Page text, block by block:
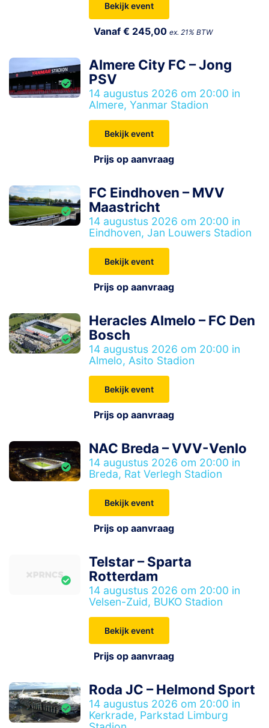
Bekijk event
Vanaf € 245,00ex. 21% BTW
Almere City FC – Jong
PSV
14 augustus 2026 om 20:00 in
Almere, Yanmar Stadion
Bekijk event
Prijs op aanvraag
FC Eindhoven – MVV
Maastricht
14 augustus 2026 om 20:00 in
Eindhoven, Jan Louwers Stadion
Bekijk event
Prijs op aanvraag
Heracles Almelo – FC Den
Bosch
14 augustus 2026 om 20:00 in
Almelo, Asito Stadion
Bekijk event
Prijs op aanvraag
NAC Breda – VVV-Venlo
14 augustus 2026 om 20:00 in
Breda, Rat Verlegh Stadion
Bekijk event
Prijs op aanvraag
Telstar – Sparta
Rotterdam
14 augustus 2026 om 20:00 in
Velsen-Zuid, BUKO Stadion
Bekijk event
Prijs op aanvraag
Roda JC – Helmond Sport
14 augustus 2026 om 20:00 in
Kerkrade, Parkstad Limburg